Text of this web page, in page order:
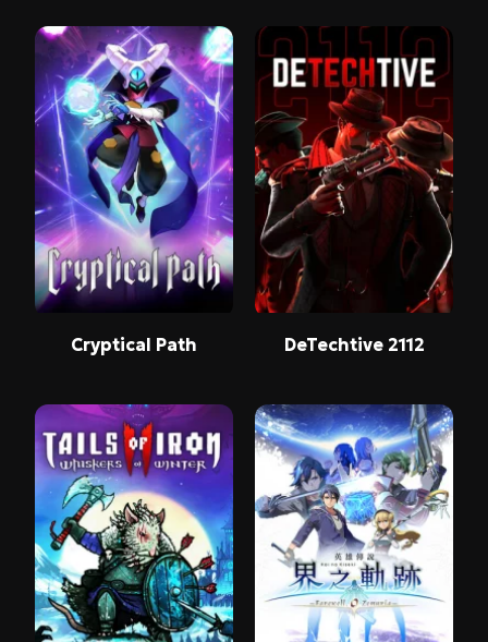
Cryptical Path DeTechtive 2112